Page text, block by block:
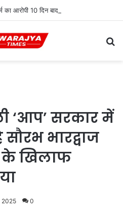
‘आप’ सरकार में
सौरभ भारद्वाज
के खिलाफ
2025 0